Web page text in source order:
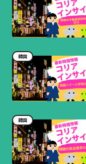
韓国
韓国